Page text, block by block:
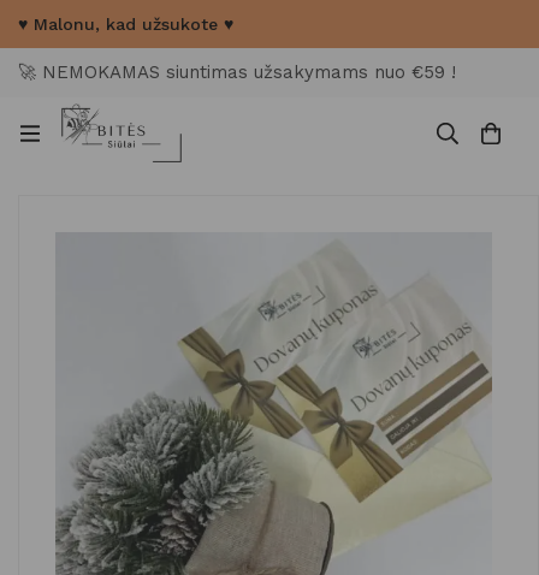
♥ Malonu, kad užsukote ♥
🚀 NEMOKAMAS siuntimas užsakymams nuo €59 !